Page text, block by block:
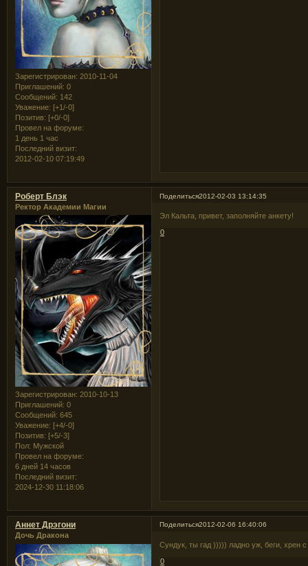
Зарегистрирован: 2010-11-04
Приглашений: 0
Сообщений: 142
Уважение: [+1/-0]
Позитив: [+0/-0]
Провел на форуме:
1 день 1 час
Последний визит:
2012-02-10 07:19:49
Поделиться2012-02-03 13:14:35
Роберт Блэк
Ректор Академии Магии
Зарегистрирован: 2010-10-13
Приглашений: 0
Сообщений: 645
Уважение: [+4/-0]
Позитив: [+5/-3]
Пол: Мужской
Провел на форуме:
6 дней 14 часов
Последний визит:
2024-12-30 11:18:06
Эл Кальта, привет, заполняйте анкету!
0
Поделиться2012-02-06 16:40:06
Аннет Дрэгони
Дочь Дракона
Сундук, ты гад ))))) ладно уж, беги, хрен с
0